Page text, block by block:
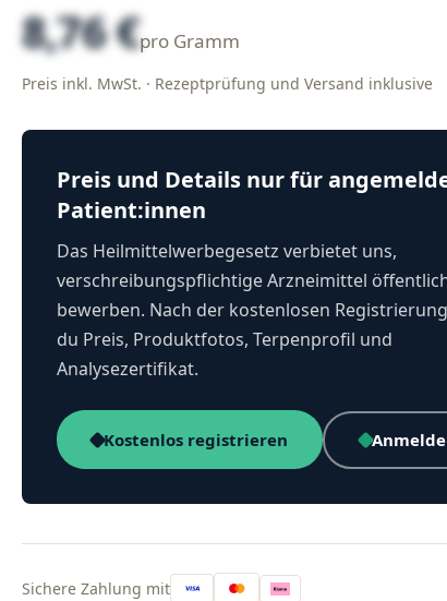
8,76 €pro Gramm
Preis inkl. MwSt. · Rezeptprüfung und Versand inklusive
Preis und Details nur für
Patient:innen
Das Heilmittelwerbegesetz verbietet uns,
verschreibungspflichtige Arzneimittel
bewerben. Nach der kostenlosen
du Preis, Produktfotos, Terpenprofil und
Analysezertifikat.
Kostenlos registrieren
Sichere Zahlung mit